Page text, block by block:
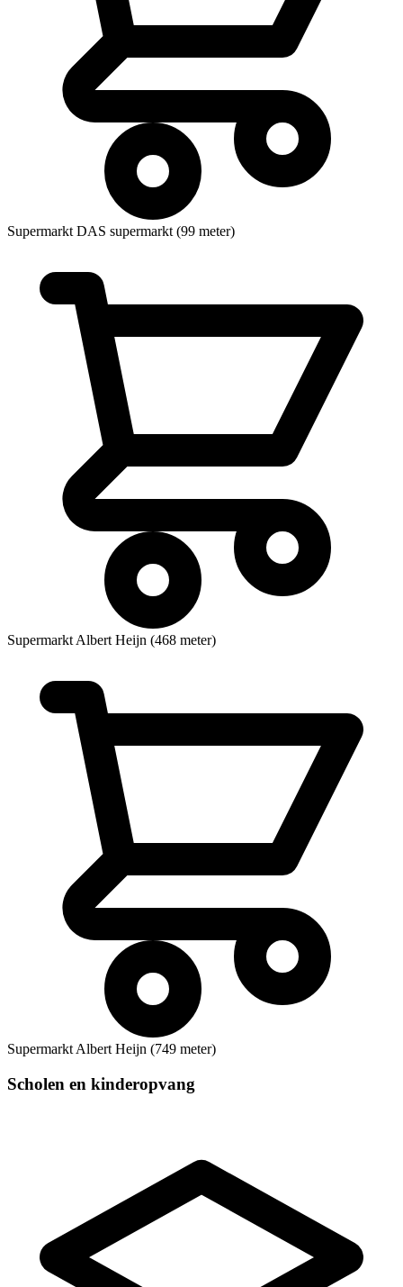
Supermarkt DAS supermarkt (99 meter)
Supermarkt Albert Heijn (468 meter)
Supermarkt Albert Heijn (749 meter)
Scholen en kinderopvang